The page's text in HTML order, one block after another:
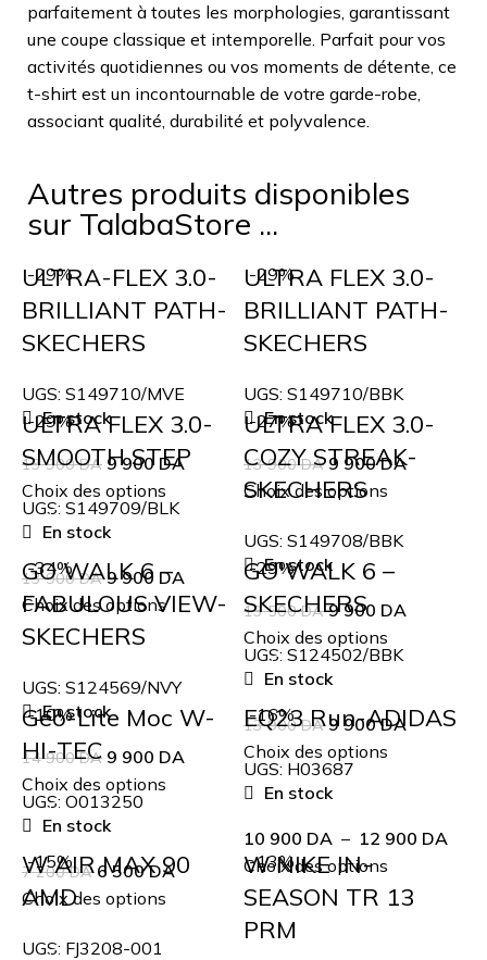
parfaitement à toutes les morphologies, garantissant
une coupe classique et intemporelle. Parfait pour vos
activités quotidiennes ou vos moments de détente, ce
t-shirt est un incontournable de votre garde-robe,
associant qualité, durabilité et polyvalence.
Autres produits disponibles
sur TalabaStore ...
-29%
ULTRA-FLEX 3.0-
BRILLIANT PATH-
SKECHERS
UGS: S149710/MVE
En stock
13 900DA 9 900 DA
Choix des options
-29%
ULTRA FLEX 3.0-
BRILLIANT PATH-
SKECHERS
UGS: S149710/BBK
En stock
13 900DA 9 900DA
Choix des options
-29%
ULTRA FLEX 3.0-
SMOOTH STEP
UGS: S149709/BLK
En stock
13 900DA 9 900 DA
Choix des options
-27%
ULTRA FLEX 3.0-
COZY STREAK-
SKECHERS
UGS: S149708/BBK
En stock
13 500DA 9 900 DA
Choix des options
-34%
GO WALK 6 –
FABULOUS VIEW-
SKECHERS
UGS: S124569/NVY
En stock
14 900DA 9 900 DA
Choix des options
-29%
GO WALK 6 –
SKECHERS
UGS: S124502/BBK
En stock
13 900DA 9 900DA
Choix des options
-10%
Geo-Lite Moc W-
HI-TEC
UGS: O013250
En stock
7 200DA 6 500DA
Choix des options
-16%
EQ23 Run-ADIDAS
UGS: H03687
En stock
10 900 DA – 12 900 DA
Choix des options
-15%
W AIR MAX 90
AMD
UGS: FJ3208-001
-13%
W NIKE IN-
SEASON TR 13
PRM